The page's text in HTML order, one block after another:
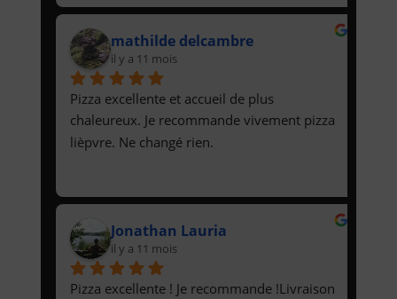
mathilde delcambre
il y a 11 mois
Pizza excellente et accueil de plus
chaleureux. Je recommande vivement pizza
lièpvre. Ne changé rien.
Jonathan Lauria
il y a 11 mois
Pizza excellente ! Je recommande !Livraison